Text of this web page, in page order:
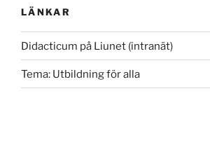
LÄNKAR
Didacticum på Liunet (intranät)
Tema: Utbildning för alla